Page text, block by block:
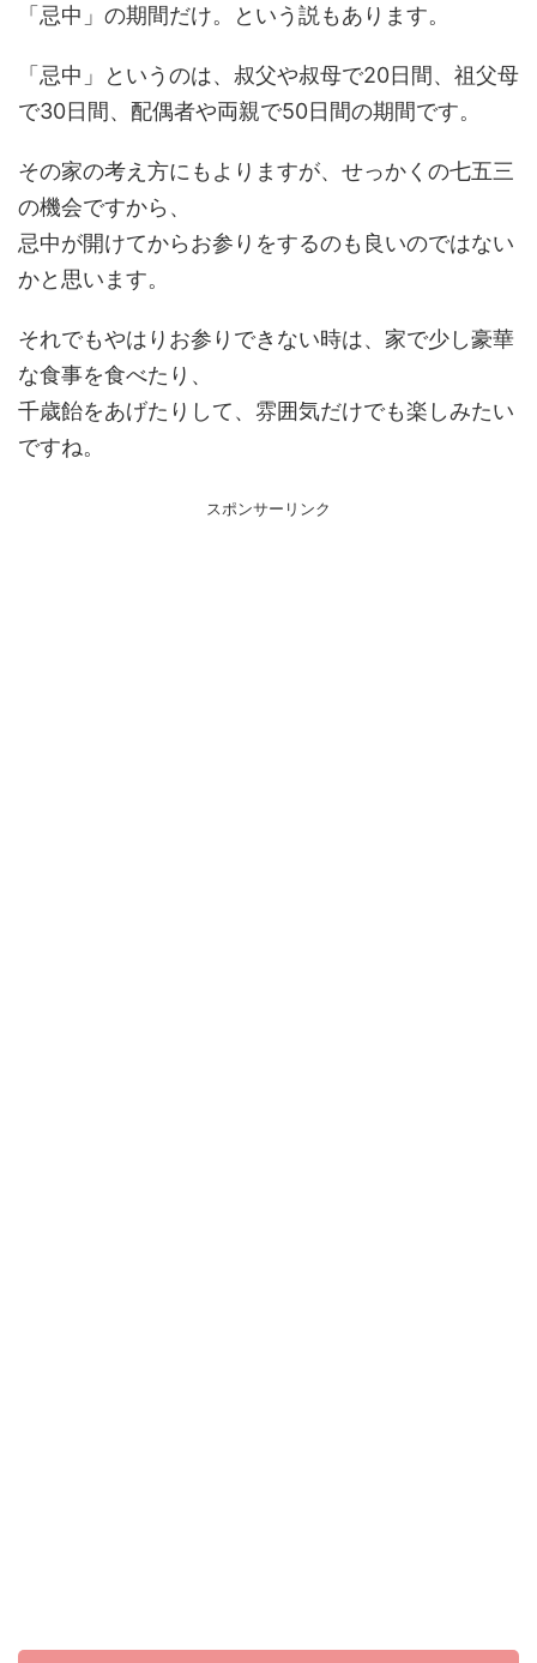
「忌中」の期間だけ。という説もあります。
「忌中」というのは、叔父や叔母で20日間、祖父母
で30日間、配偶者や両親で50日間の期間です。
その家の考え方にもよりますが、せっかくの七五三
の機会ですから、
忌中が開けてからお参りをするのも良いのではない
かと思います。
それでもやはりお参りできない時は、家で少し豪華
な食事を食べたり、
千歳飴をあげたりして、雰囲気だけでも楽しみたい
ですね。
スポンサーリンク